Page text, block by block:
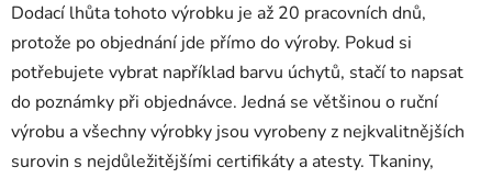
Dodací lhůta tohoto výrobku je až 20 pracovních dnů,
protože po objednání jde přímo do výroby. Pokud si
potřebujete vybrat například barvu úchytů, stačí to napsat
do poznámky při objednávce. Jedná se většinou o ruční
výrobu a všechny výrobky jsou vyrobeny z nejkvalitnějších
surovin s nejdůležitějšími certifikáty a atesty. Tkaniny,